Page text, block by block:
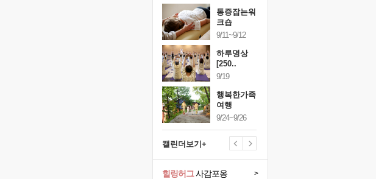
통증잡는워
크숍
9/11~9/12
하루명상
[250..
9/19
행복한가족
여행
9/24~9/26
캘린더보기+
힐링허그사감포옹 >